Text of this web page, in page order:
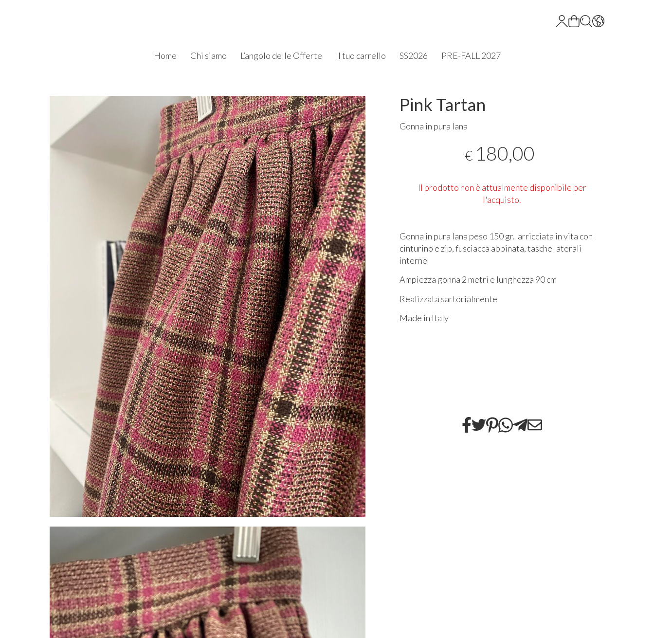
Home Chi siamo L’angolo delle Offerte Il tuo carrello SS2026 PRE-FALL 2027
Pink Tartan
Gonna in pura lana
€ 180,00
Il prodotto non è attualmente disponibile per
l'acquisto.
Gonna in pura lana peso 150 gr. arricciata in vita con
cinturino e zip, fusciacca abbinata, tasche laterali
interne
Ampiezza gonna 2 metri e lunghezza 90 cm
Realizzata sartorialmente
Made in Italy